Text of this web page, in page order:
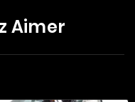
Aimer